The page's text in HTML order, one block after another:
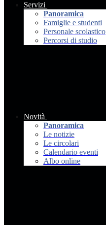
Servizi
Panoramica
Famiglie e studenti
Personale scolastico
Percorsi di studio
Novità
Panoramica
Le notizie
Le circolari
Calendario eventi
Albo online